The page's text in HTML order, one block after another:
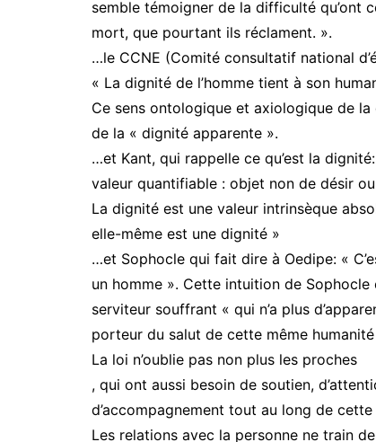
semble témoigner de la difficulté qu’ont
mort, que pourtant ils réclament. ».
…le CCNE (Comité consultatif national
« La dignité de l’homme tient à son
Ce sens ontologique et axiologique de
de la « dignité apparente ».
…et Kant, qui rappelle ce qu’est la
valeur quantifiable : objet non de désir
La dignité est une valeur intrinsèque
elle-même est une dignité »
…et Sophocle qui fait dire à Oedipe: «
un homme ». Cette intuition de
serviteur souffrant « qui n’a plus
porteur du salut de cette même humanité
La loi n’oublie pas non plus les proches
, qui ont aussi besoin de soutien,
d’accompagnement tout au long de
Les relations avec la personne ne train